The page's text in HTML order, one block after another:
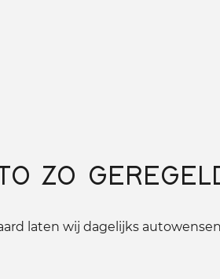
ZO
laten wij dagelijks